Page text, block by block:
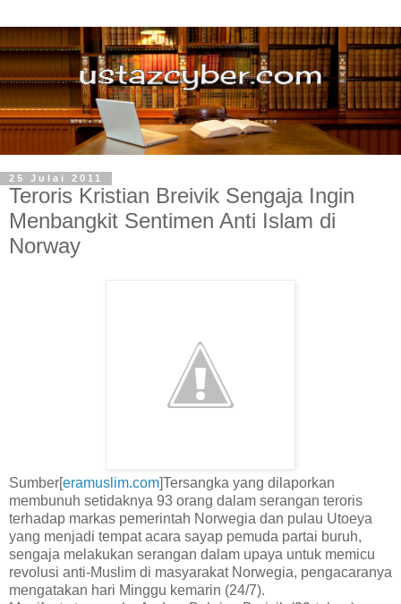
25 Julai 2011
Teroris Kristian Breivik Sengaja Ingin
Menbangkit Sentimen Anti Islam di
Norway
Sumber[eramuslim.com]Tersangka yang dilaporkan
membunuh setidaknya 93 orang dalam serangan teroris
terhadap markas pemerintah Norwegia dan pulau Utoeya
yang menjadi tempat acara sayap pemuda partai buruh,
sengaja melakukan serangan dalam upaya untuk memicu
revolusi anti-Muslim di masyarakat Norwegia, pengacaranya
mengatakan hari Minggu kemarin (24/7).